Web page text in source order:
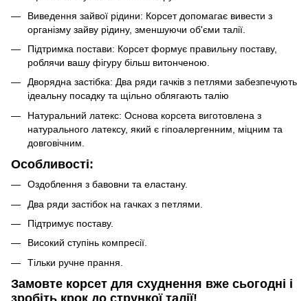
Виведення зайвої рідини: Корсет допомагає вивести з
організму зайву рідину, зменшуючи об'єми талії.
Підтримка постави: Корсет формує правильну поставу,
роблячи вашу фігуру більш витонченою.
Дворядна застібка: Два ряди гачків з петлями забезпечують
ідеальну посадку та щільно облягають талію
Натуральний латекс: Основа корсета виготовлена з
натурального латексу, який є гіпоалергенним, міцним та
довговічним.
Особливості:
Оздоблення з бавовни та еластану.
Два ряди застібок на гачках з петлями.
Підтримує поставу.
Високий ступінь компресії.
Тільки ручне прання.
Замовте корсет для схуднення вже сьогодні і